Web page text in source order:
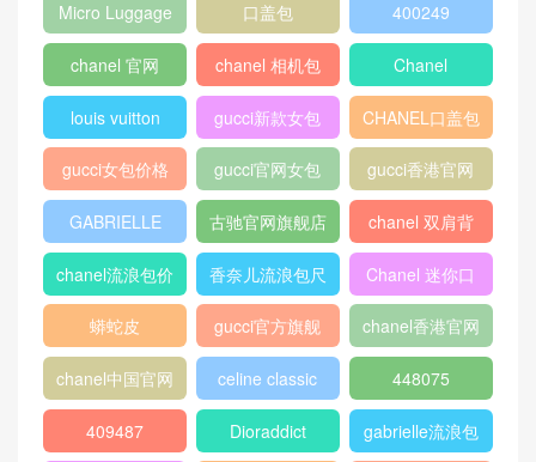
热门标签
chanel 口盖包 Gucci
boy chanel口盖
包
peekaboo gucci中文官网
香奈儿口盖包
2018
Micro Luggage 口盖包 400249
chanel 官网 chanel 相机包 Chanel
louis vuitton gucci新款女包 CHANEL口盖包
gucci女包价格 gucci官网女包 gucci香港官网
GABRIELLE 古驰官网旗舰店
chanel 双肩背
包
chanel流浪包价
香奈儿流浪包尺
Chanel 迷你口